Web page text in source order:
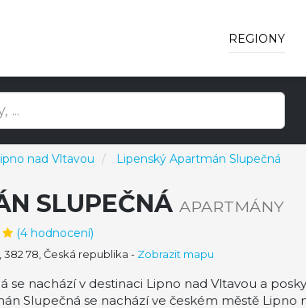
REGIONY
nad Vltavou Lipenský Apartmán Slupečná
SLUPEČNÁ APARTMÁNY
(4hodnocení)
78, Česká republika - Zobrazit mapu
nachází v destinaci Lipno nad Vltavou a
Slupečná se nachází ve českém městě Lipno